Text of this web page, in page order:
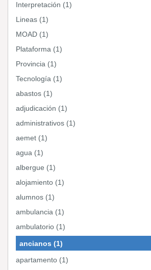
Interpretación (1)
Lineas (1)
MOAD (1)
Plataforma (1)
Provincia (1)
Tecnología (1)
abastos (1)
adjudicación (1)
administrativos (1)
aemet (1)
agua (1)
albergue (1)
alojamiento (1)
alumnos (1)
ambulancia (1)
ambulatorio (1)
ancianos (1)
apartamento (1)